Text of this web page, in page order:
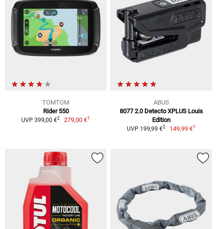
TOMTOM
Rider 550
UVP 399,00 €2 279,00 €1
ABUS
8077 2.0 Detecto XPLUS Louis
Edition
UVP 199,99 €2 149,99 €1